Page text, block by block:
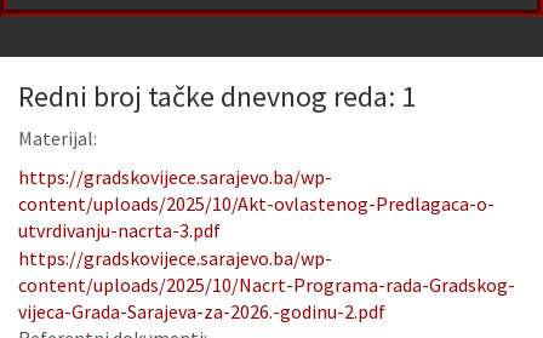
Redni broj tačke dnevnog reda: 1
Materijal:
https://gradskovijece.sarajevo.ba/wp-
content/uploads/2025/10/Akt-ovlastenog-Predlagaca-o-
utvrdivanju-nacrta-3.pdf
https://gradskovijece.sarajevo.ba/wp-
content/uploads/2025/10/Nacrt-Programa-rada-Gradskog-
vijeca-Grada-Sarajeva-za-2026.-godinu-2.pdf